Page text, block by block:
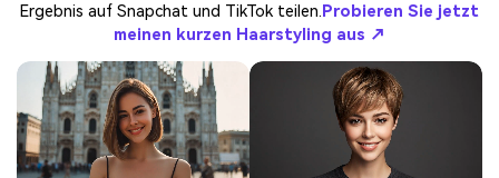
Ergebnis auf Snapchat und TikTok teilen. Probieren Sie jetzt
meinen kurzen Haarstyling aus ↗